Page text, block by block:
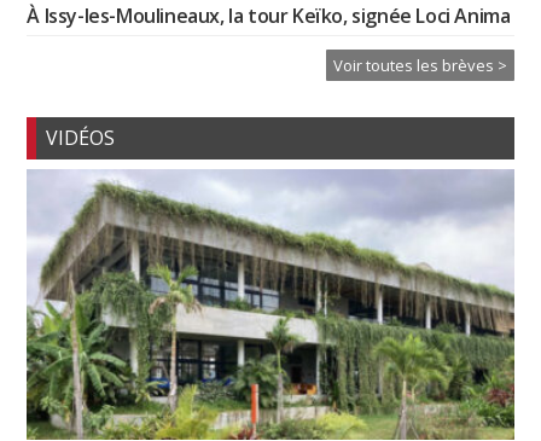
À Issy-les-Moulineaux, la tour Keïko, signée Loci Anima
Voir toutes les brèves >
VIDÉOS